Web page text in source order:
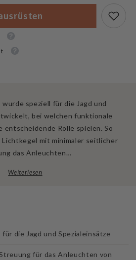
speziell für die Jagd und
bei welchen funktionale
entscheidende Rolle spielen. So
mit minimaler seitlicher
das Anleuchten…
Weiterlesen
die Jagd und Spezialeinsätze
für das Anleuchten von